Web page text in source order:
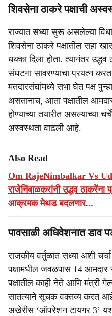
शिवसेना ठाकरे पक्षाची
राज्यात सध्या सुरू असलेल्या
शिवसेना ठाकरे पक्षातील सहा
धक्का दिला होता. त्यानंतर
संघटना सावरण्याचा प्रयत्न
मतदारसंघांमध्ये सभा घेत पक्ष
असतानाच, आता पक्षातील
होण्याच्या तयारीत असल्याच्या
अस्वस्थता वाढली आहे.
Also Read
Om RajeNimbalkar Vs
राजेनिंबाळकरांनी उद्धव
आक्रमक मेथड बदलणार...
पावसाळी अधिवेशनात डाव
राजकीय वर्तुळात सध्या अशी
पक्षामधील जवळपास 14
पक्षातील काही नेते आणि मंत्री
सातत्याने सूचक वक्तव्य करत
अखेरीस ‘ऑपरेशन टायगर 3’